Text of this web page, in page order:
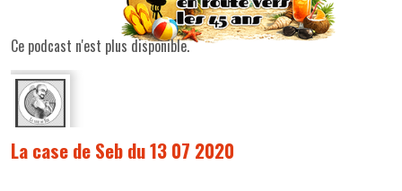
Ce podcast n'est plus disponible.
La case de Seb du 13 07 2020